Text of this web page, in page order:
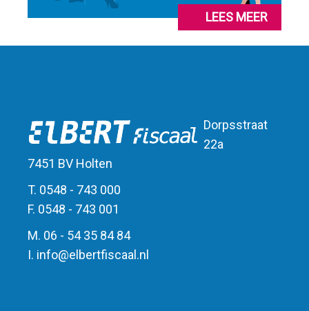
LEES MEER
Dorpsstraat
22a
7451 BV Holten
T. 0548 - 743 000
F. 0548 - 743 001
M. 06 - 54 35 84 84
I. info@elbertfiscaal.nl